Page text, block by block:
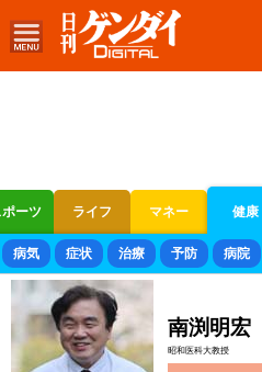
ーツ ライフ マネー 健康
ボートレース 競輪 オートレース
病気 症状 治療 予防 病院
南渕明宏
昭和医科大教授